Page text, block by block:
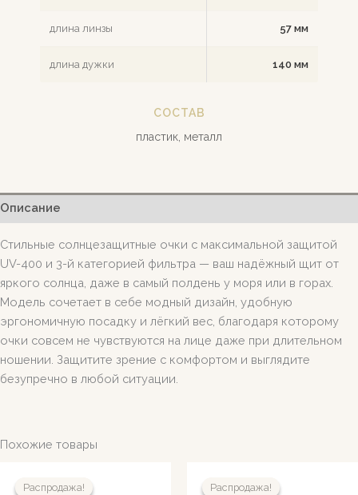
длина линзы 57 мм
длина дужки 140 мм
СОСТАВ
пластик, металл
Описание
Стильные солнцезащитные очки с максимальной защитой
UV-400 и 3-й категорией фильтра — ваш надёжный щит от
яркого солнца, даже в самый полдень у моря или в горах.
Модель сочетает в себе модный дизайн, удобную
эргономичную посадку и лёгкий вес, благодаря которому
очки совсем не чувствуются на лице даже при длительном
ношении. Защитите зрение с комфортом и выглядите
безупречно в любой ситуации.
Похожие товары
Распродажа!
Распродажа! Распродажа!
Распродажа!